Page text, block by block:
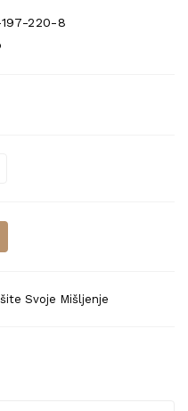
220-8
Svoje Mišljenje